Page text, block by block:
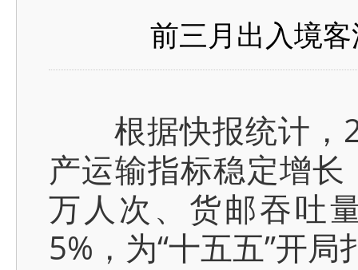
前三月出入境
根据快报统计，
产运输指标稳定增
万人次、货邮吞吐
5%，为“十五五”开局